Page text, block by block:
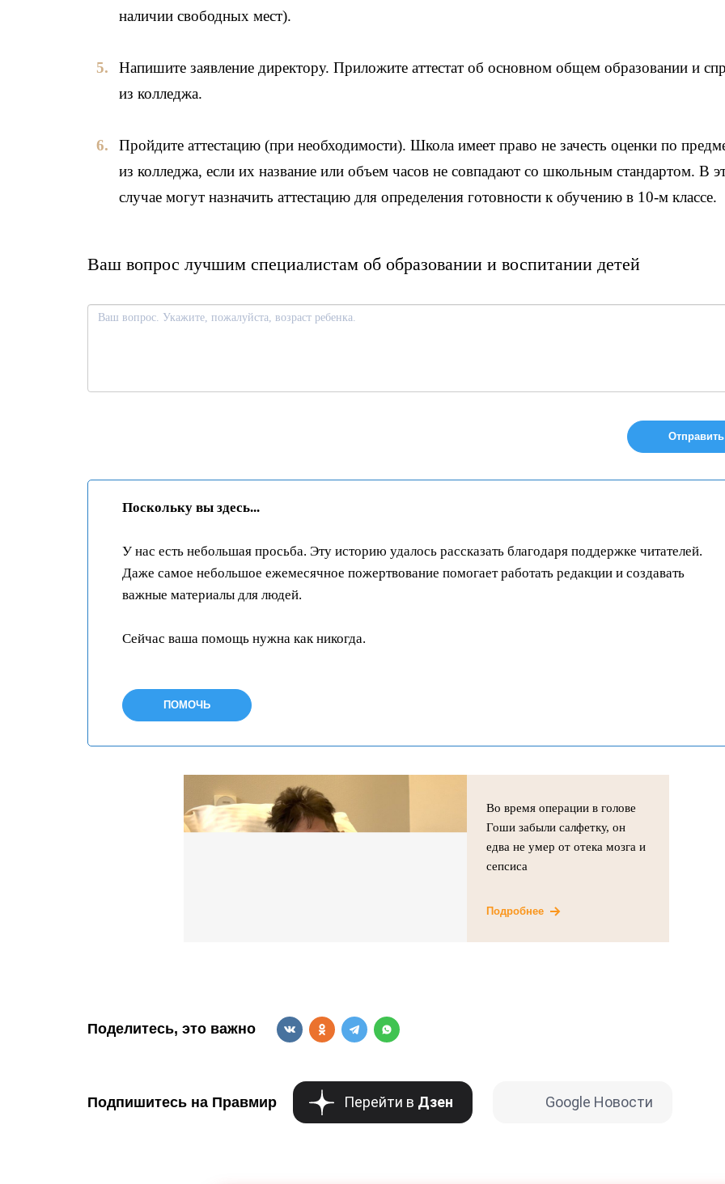
наличии свободных мест).
Напишите заявление директору. Приложите аттестат об основном общем образовании и
из колледжа.
Пройдите аттестацию (при необходимости). Школа имеет право не зачесть оценки по
из колледжа, если их название или объем часов не совпадают со школьным стандартом. В
случае могут назначить аттестацию для определения готовности к обучению в 10-м классе.
Ваш вопрос лучшим специалистам об образовании и воспитании детей
а
л
Поскольку вы здесь...
У нас есть небольшая просьба. Эту историю удалось рассказать благодаря поддержке читателей.
Даже самое небольшое ежемесячное пожертвование помогает работать редакции и создавать
важные материалы для людей.
Сейчас ваша помощь нужна как никогда.
ПОМОЧЬ
Во время операции в голове
Гоши забыли салфетку, он
едва не умер от отека мозга и
сепсиса
Подробнее
Поделитесь, это важно
Подпишитесь на Правмир Перейти в Дзен Google Новости